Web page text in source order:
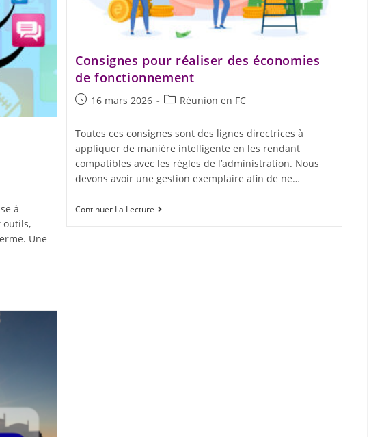
à
outils,
Une
Consignes pour réaliser des économies
de fonctionnement
16 mars 2026 Réunion en FC
Toutes ces consignes sont des lignes directrices à
appliquer de manière intelligente en les rendant
compatibles avec les règles de l’administration. Nous
devons avoir une gestion exemplaire afin de ne…
Continuer La Lecture